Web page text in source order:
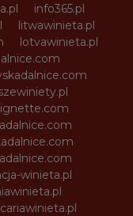
info365.pl
litwawinieta.pl
lotvawinieta.pl
winieta.pl